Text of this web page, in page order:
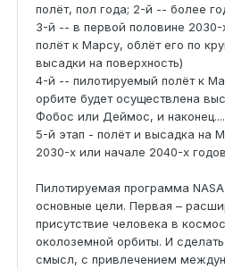
полёт, пол года; 2-й -- более
3-й -- в первой половине 2030-
полёт к Марсу, облёт его по
высадки на поверхность)
4-й -- пилотируемый полёт к
орбите будет осуществлена
Фобос или Деймос, и наконец....
5-й этап - полёт и высадка на
2030-х или начале 2040-х
Пилотируемая программа
основные цели. Первая –
присутствие человека в
околоземной орбиты. И
смысл, с привлечением